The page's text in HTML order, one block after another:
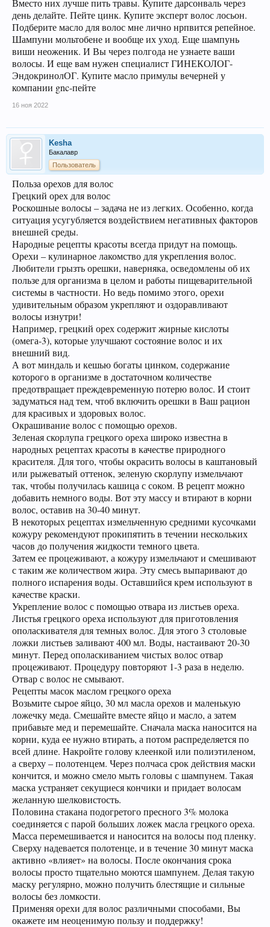
Вместо них лучше пить травы. Купите дарсонваль через
день делайте. Пейте цинк. Купите эксперт волос лосьон.
Подберите масло для волос мне лично нрпвится репейное.
Шампуни мольтобене и вообще их уход. Еще шампунь
виши неоженик. И Вы через полгода не узнаете ваши
волосы. И еще вам нужен специалист ГИНЕКОЛОГ-
ЭндокринолОГ. Купите масло примулы вечерней у
компании gnc-пейте
16 ноя 2022
Kesha
Бакалавр
Пользователь
Польза орехов для волос
Грецкий орех для волос
Роскошные волосы – задача не из легких. Особенно, когда
ситуация усугубляется воздействием негативных факторов
внешней среды.
Народные рецепты красоты всегда придут на помощь.
Орехи – кулинарное лакомство для укрепления волос.
Любители грызть орешки, наверняка, осведомлены об их
пользе для организма в целом и работы пищеварительной
системы в частности. Но ведь помимо этого, орехи
удивительным образом укрепляют и оздоравливают
волосы изнутри!
Например, грецкий орех содержит жирные кислоты
(омега-3), которые улучшают состояние волос и их
внешний вид.
А вот миндаль и кешью богаты цинком, содержание
которого в организме в достаточном количестве
предотвращает преждевременную потерю волос. И стоит
задуматься над тем, чтоб включить орешки в Ваш рацион
для красивых и здоровых волос.
Окрашивание волос с помощью орехов.
Зеленая скорлупа грецкого ореха широко известна в
народных рецептах красоты в качестве природного
красителя. Для того, чтобы окрасить волосы в каштановый
или рыжеватый оттенок, зеленую скорлупу измельчают
так, чтобы получилась кашица с соком. В рецепт можно
добавить немного воды. Вот эту массу и втирают в корни
волос, оставив на 30-40 минут.
В некоторых рецептах измельченную средними кусочками
кожуру рекомендуют прокипятить в течении нескольких
часов до получения жидкости темного цвета.
Затем ее процеживают, а кожуру измельчают и смешивают
с таким же количеством жира. Эту смесь выпаривают до
полного испарения воды. Оставшийся крем используют в
качестве краски.
Укрепление волос с помощью отвара из листьев ореха.
Листья грецкого ореха используют для приготовления
ополаскивателя для темных волос. Для этого 3 столовые
ложки листьев заливают 400 мл. Воды, настаивают 20-30
минут. Перед ополаскиванием чистых волос отвар
процеживают. Процедуру повторяют 1-3 раза в неделю.
Отвар с волос не смывают.
Рецепты масок маслом грецкого ореха
Возьмите сырое яйцо, 30 мл масла орехов и маленькую
ложечку меда. Смешайте вместе яйцо и масло, а затем
прибавьте мед и перемешайте. Сначала маска наносится на
корни, куда ее нужно втирать, а потом распределяется по
всей длине. Накройте голову клеенкой или полиэтиленом,
а сверху – полотенцем. Через полчаса срок действия маски
кончится, и можно смело мыть головы с шампунем. Такая
маска устраняет секущиеся кончики и придает волосам
желанную шелковистость.
Половина стакана подогретого пресного 3% молока
соединяется с парой больших ложек масла грецкого ореха.
Масса перемешивается и наносится на волосы под пленку.
Сверху надевается полотенце, и в течение 30 минут маска
активно «влияет» на волосы. После окончания срока
волосы просто тщательно моются шампунем. Делая такую
маску регулярно, можно получить блестящие и сильные
волосы без ломкости.
Применяя орехи для волос различными способами, Вы
окажете им неоценимую пользу и поддержку!